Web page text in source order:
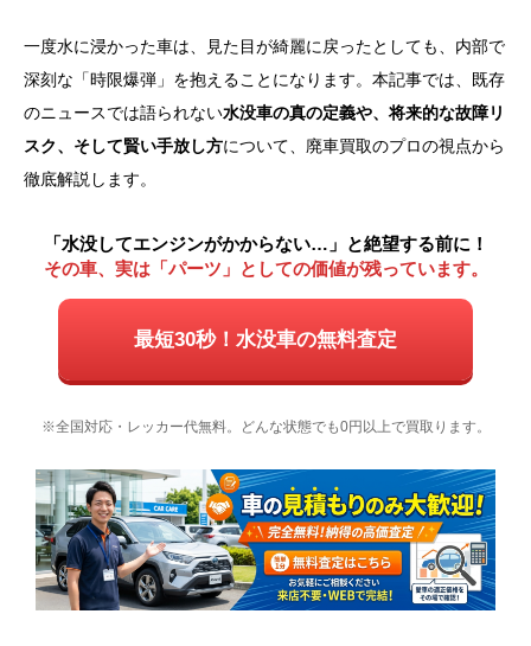
一度水に浸かった車は、見た目が綺麗に戻ったとしても、内部で
深刻な「時限爆弾」を抱えることになります。本記事では、既存
のニュースでは語られない水没車の真の定義や、将来的な故障リ
スク、そして賢い手放し方について、廃車買取のプロの視点から
徹底解説します。
「水没してエンジンがかからない…」と絶望する前に！
その車、実は「パーツ」としての価値が残っています。
最短30秒！水没車の無料査定
※全国対応・レッカー代無料。どんな状態でも0円以上で買取ります。